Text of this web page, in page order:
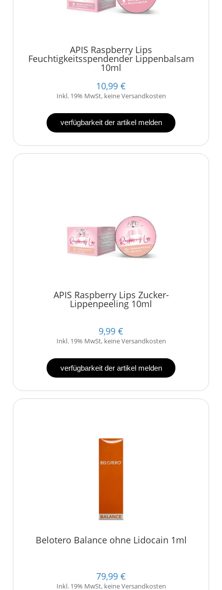
APIS Raspberry Lips
Feuchtigkeitsspendender Lippenbalsam
10ml
10,99 €
Inkl. 19% MwSt, keine Versandkosten
verfügbarkeit der artikel melden
APIS Raspberry Lips Zucker-
Lippenpeeling 10ml
9,99 €
Inkl. 19% MwSt, keine Versandkosten
verfügbarkeit der artikel melden
Belotero Balance ohne Lidocain 1ml
79,99 €
Inkl. 19% MwSt, keine Versandkosten